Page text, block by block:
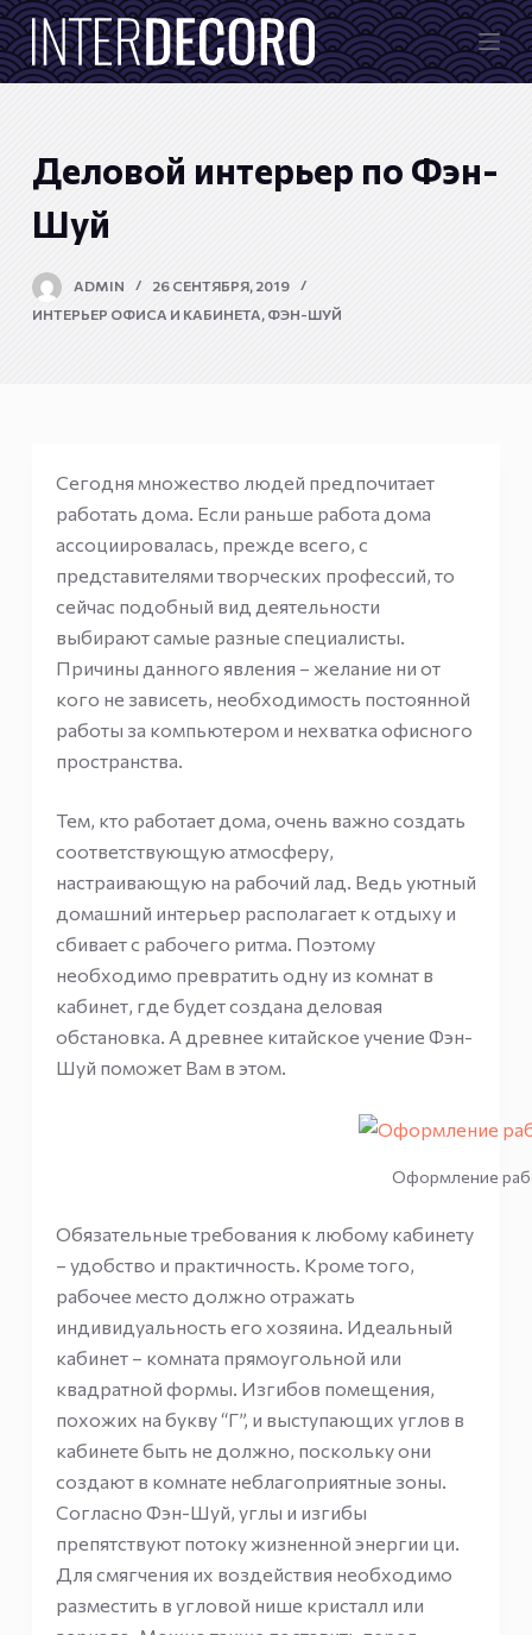
П
е
р
Деловой интерьер по Фэн-
Шуй
ADMIN
26 СЕНТЯБРЯ, 2019
ИНТЕРЬЕР ОФИСА И КАБИНЕТА, ФЭН-ШУЙ
Сегодня множество людей предпочитает
работать дома. Если раньше работа дома
ассоциировалась, прежде всего, с
представителями творческих профессий, то
сейчас подобный вид деятельности
выбирают самые разные специалисты.
Причины данного явления – желание ни от
кого не зависеть, необходимость постоянной
работы за компьютером и нехватка офисного
пространства.
Тем, кто работает дома, очень важно создать
соответствующую атмосферу,
настраивающую на рабочий лад. Ведь уютный
домашний интерьер располагает к отдыху и
сбивает с рабочего ритма. Поэтому
необходимо превратить одну из комнат в
кабинет, где будет создана деловая
обстановка. А древнее китайское учение Фэн-
Шуй поможет Вам в этом.
Оформление
Обязательные требования к любому кабинету
– удобство и практичность. Кроме того,
рабочее место должно отражать
индивидуальность его хозяина. Идеальный
кабинет – комната прямоугольной или
квадратной формы. Изгибов помещения,
похожих на букву “Г”, и выступающих углов в
кабинете быть не должно, поскольку они
создают в комнате неблагоприятные зоны.
Согласно Фэн-Шуй, углы и изгибы
препятствуют потоку жизненной энергии ци.
Для смягчения их воздействия необходимо
разместить в угловой нише кристалл или